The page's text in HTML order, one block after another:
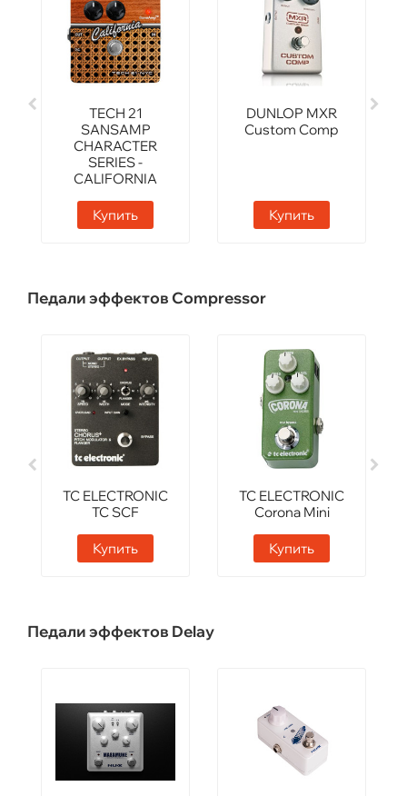
TECH 21
SANSAMP
CHARACTER
SERIES -
CALIFORNIA
Купить
DUNLOP MXR
Custom Comp
Купить
Педали эффектов Compressor
TC ELECTRONIC
TC SCF
Купить
TC ELECTRONIC
Corona Mini
Купить
Педали эффектов Delay